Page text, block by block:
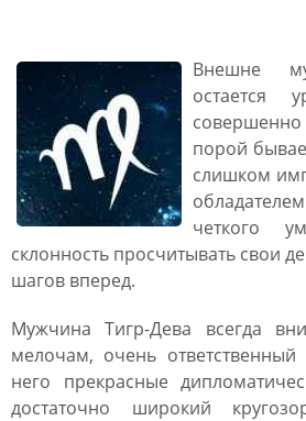
Внешне
остается
порой
слишком
четкого
склонность просчитывать свои
шагов вперед.
Мужчина Тигр-Дева всегда
мелочам, очень
него прекрасные
достаточно широкий